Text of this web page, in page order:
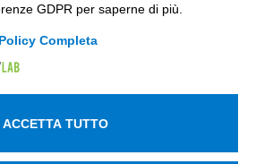
GDPR per saperne di più.
Completa
ACCETTA TUTTO